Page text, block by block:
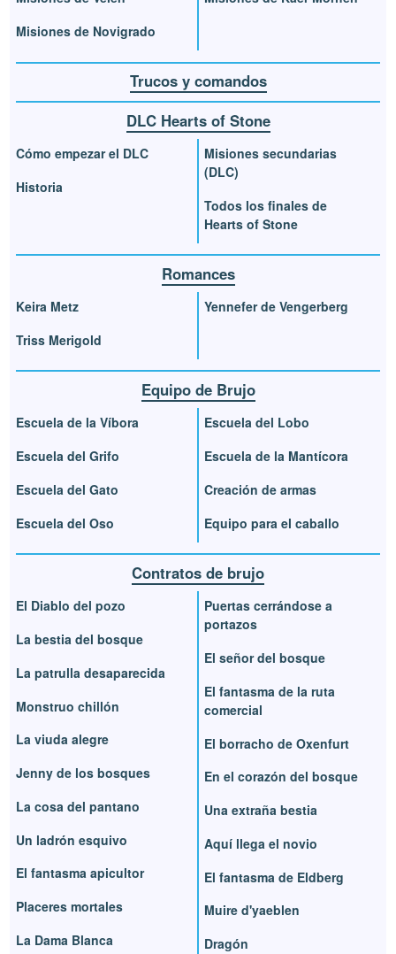
Misiones de Novigrado
Trucos y comandos
DLC Hearts of Stone
Cómo empezar el DLC
Historia
Misiones secundarias
(DLC)
Todos los finales de
Hearts of Stone
Romances
Keira Metz
Triss Merigold
Yennefer de Vengerberg
Equipo de Brujo
Escuela de la Víbora
Escuela del Grifo
Escuela del Gato
Escuela del Oso
Escuela del Lobo
Escuela de la Mantícora
Creación de armas
Equipo para el caballo
Contratos de brujo
El Diablo del pozo
La bestia del bosque
La patrulla desaparecida
Monstruo chillón
La viuda alegre
Jenny de los bosques
La cosa del pantano
Un ladrón esquivo
El fantasma apicultor
Placeres mortales
La Dama Blanca
Puertas cerrándose a
portazos
El señor del bosque
El fantasma de la ruta
comercial
El borracho de Oxenfurt
En el corazón del bosque
Una extraña bestia
Aquí llega el novio
El fantasma de Eldberg
Muire d'yaeblen
Dragón